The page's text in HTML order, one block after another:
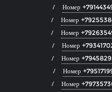
Номер
Номер
Номер
Номер
Номер
Номер
Номер